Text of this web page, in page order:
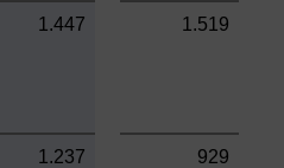
1.447 1.519
1.237 929